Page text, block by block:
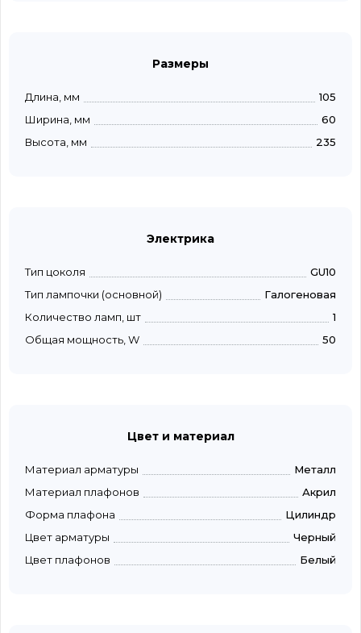
Размеры
Длина, мм
105
Ширина, мм
60
Высота, мм
235
Электрика
Тип цоколя
GU10
Тип лампочки (основной)
Галогеновая
Количество ламп, шт
1
Общая мощность, W
50
Цвет и материал
Материал арматуры
Металл
Материал плафонов
Акрил
Форма плафона
Цилиндр
Цвет арматуры
Черный
Цвет плафонов
Белый